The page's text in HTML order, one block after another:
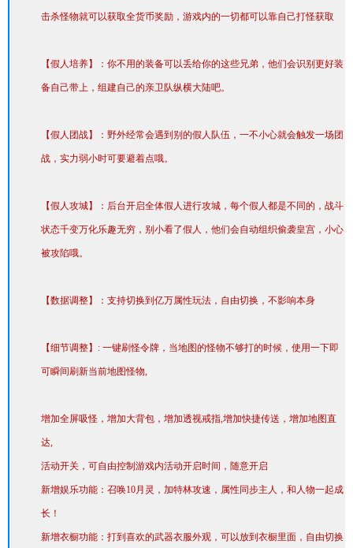
击杀怪物就可以获取全货币奖励，游戏内的一切都可以靠自己打怪获取
【假人培养】：你不用的装备可以丢给你的这些兄弟，他们会识别更好装
备自己带上，组建自己的亲卫队纵横大陆吧。
【假人团战】：野外经常会遇到别的假人队伍，一不小心就会触发一场团
战，实力弱小时可要避着点哦。
【假人攻城】：后台开启全体假人进行攻城，每个假人都是不同的，战斗
状态千变万化乐趣无穷，别小看了假人，他们会自动组织偷袭皇宫，小心
被攻陷哦。
【数据调整】：支持切换到亿万属性玩法，自由切换，不影响本身
【细节调整】: 一键刷怪令牌，当地图的怪物不够打的时候，使用一下即
可瞬间刷新当前地图怪物,
增加全屏吸怪，增加大背包，增加透视戒指,增加快捷传送，增加地图直
达,
活动开关，可自由控制游戏内活动开启时间，随意开启
新增娱乐功能：召唤10月灵，加特林攻速，属性同步主人，和人物一起成
长！
新增衣橱功能：打到喜欢的武器衣服外观，可以放到衣橱里面，自由切换